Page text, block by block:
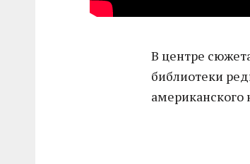
В центре
библиотеки
американского